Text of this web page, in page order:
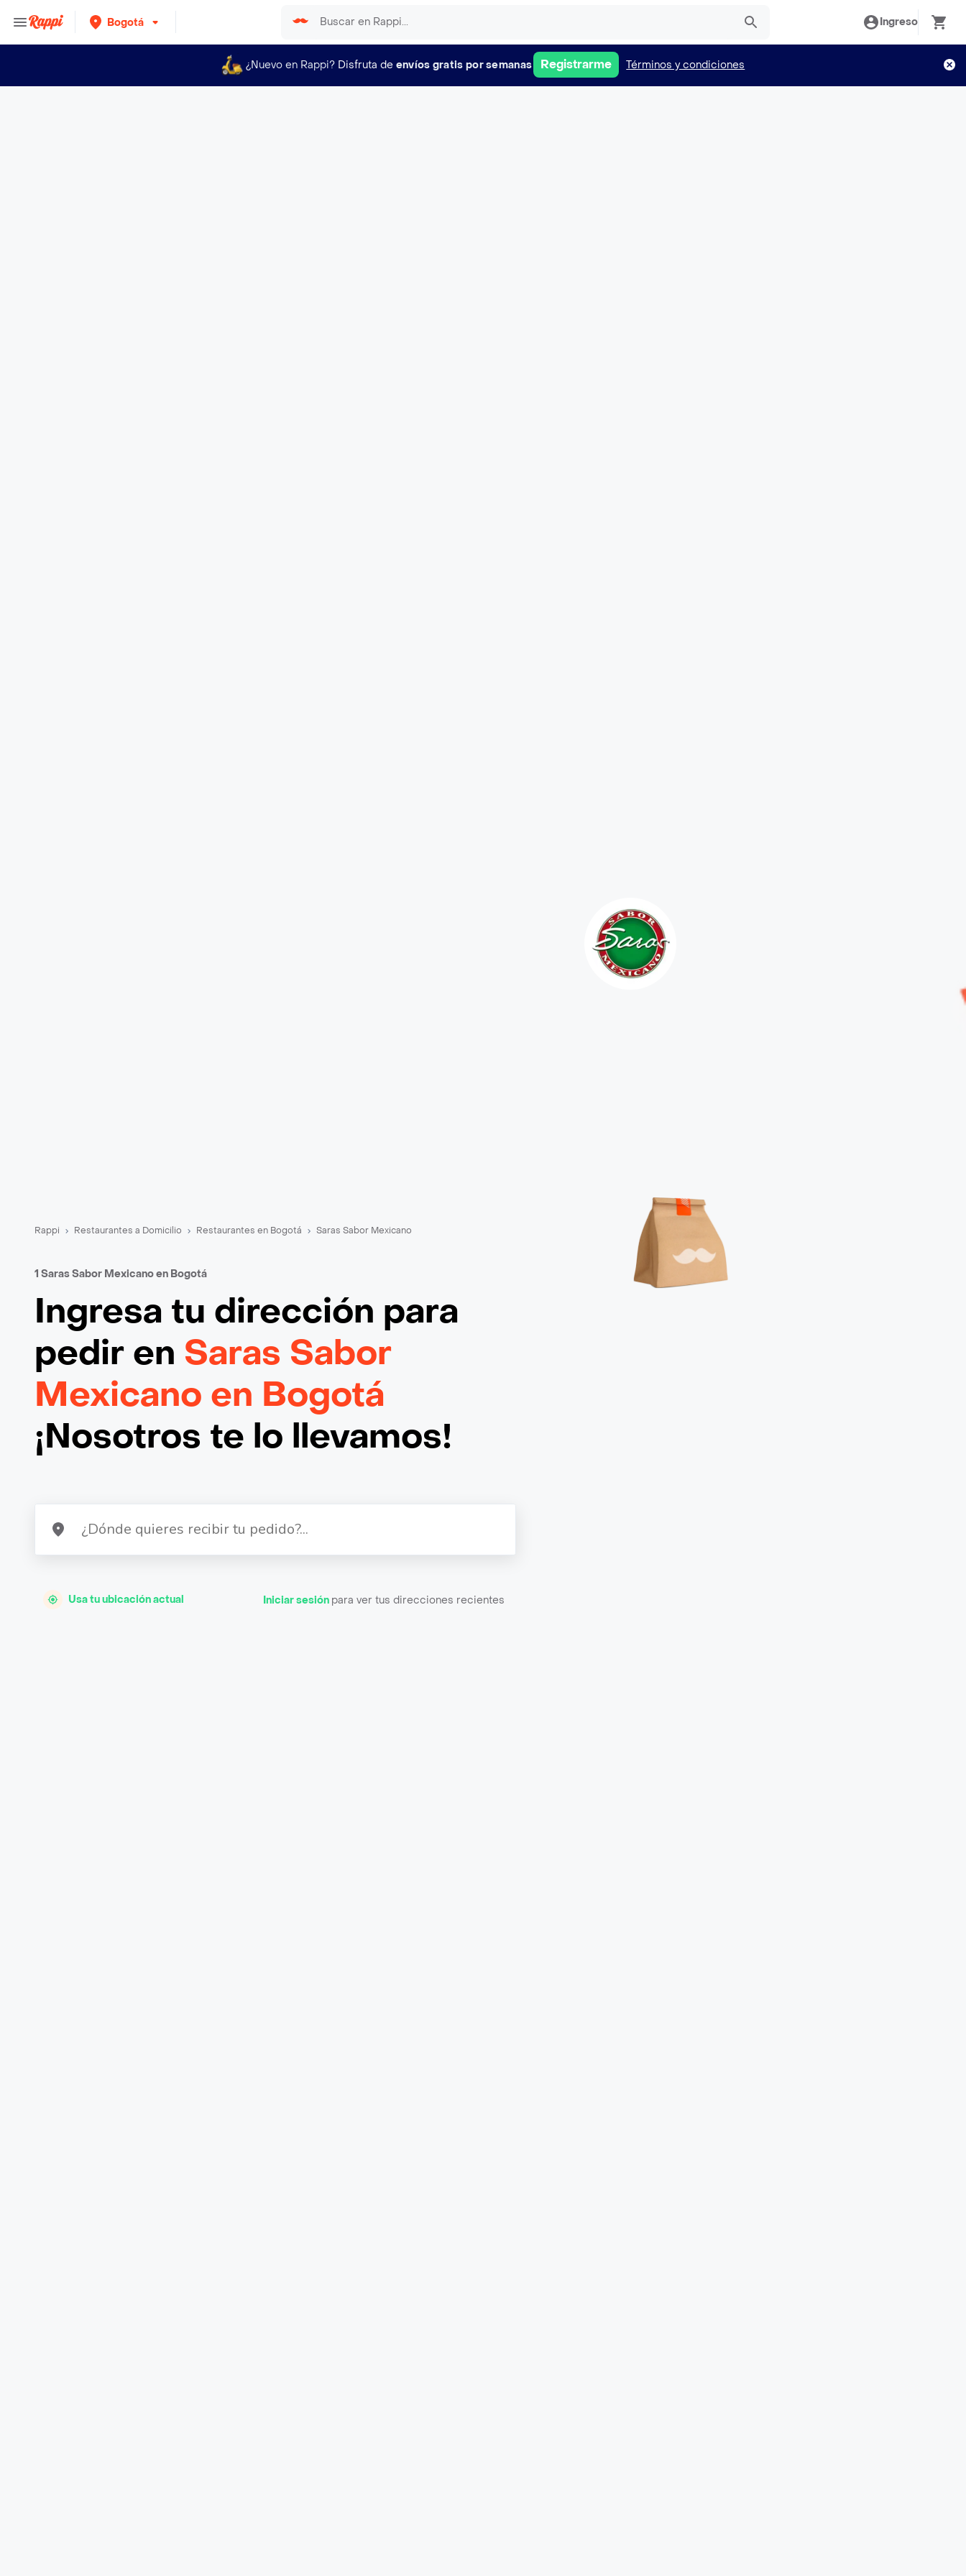
Bogotá Ingreso
¿Nuevo en Rappi? Disfruta de envíos gratis por semanas Registrarme Términos y condiciones
Rappi Restaurantes a Domicilio Restaurantes en Bogotá Saras Sabor Mexicano
1 Saras Sabor Mexicano en Bogotá
Ingresa tu dirección para
pedir en Saras Sabor
Mexicano en Bogotá
¡Nosotros te lo llevamos!
Usa tu ubicación actual Iniciar sesión para ver tus direcciones recientes